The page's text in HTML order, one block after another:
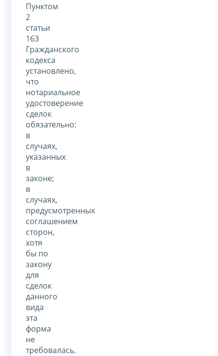
Пунктом
2
статьи
163
Гражданского
кодекса
установлено,
что
нотариальное
удостоверение
сделок
обязательно:
в
случаях,
указанных
в
законе;
в
случаях,
предусмотренных
соглашением
сторон,
хотя
бы по
закону
для
сделок
данного
вида
эта
форма
не
требовалась.